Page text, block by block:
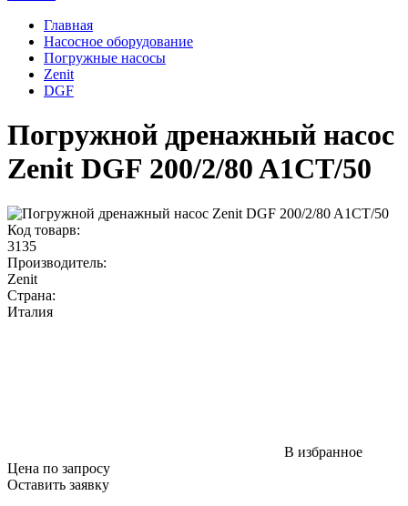
Главная
Насосное оборудование
Погружные насосы
Zenit
DGF
Погружной дренажный насос
Zenit DGF 200/2/80 A1CT/50
Код товарв:
3135
Производитель:
Zenit
Страна:
Италия
В избранное
Цена по запросу
Оставить заявку